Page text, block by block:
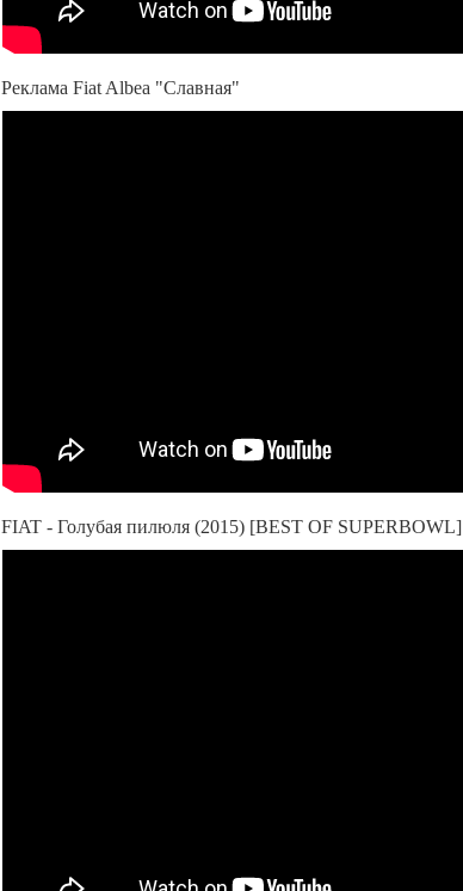
Реклама Fiat Albea "Славная"
FIAT - Голубая пилюля (2015) [BEST OF SUPERBOWL]